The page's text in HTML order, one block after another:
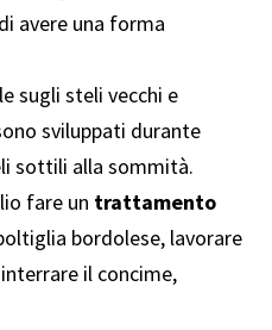
avere una forma
sugli steli vecchi e
sviluppati durante
sottili alla sommità.
fare un trattamento
bordolese, lavorare
il concime,